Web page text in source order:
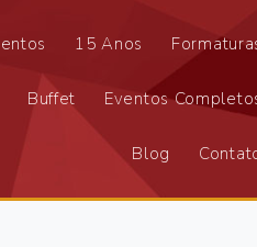
15 Anos
Buffet Eventos
Blog